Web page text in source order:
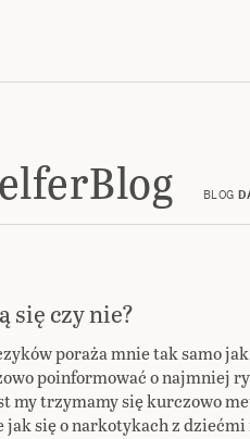
BLOG
się czy nie?
poraża mnie tak samo
poinformować o najmniej
my trzymamy się kurczowo
jak się o narkotykach z